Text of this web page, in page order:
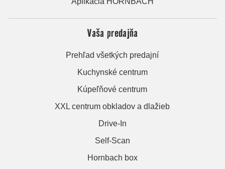
Vaša predajňa
Prehľad všetkých predajní
Kuchynské centrum
Kúpeľňové centrum
XXL centrum obkladov a dlažieb
Drive-In
Self-Scan
Hornbach box